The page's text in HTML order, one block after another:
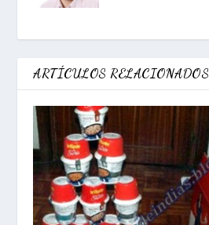
ARTÍCULOS RELACIONADOS